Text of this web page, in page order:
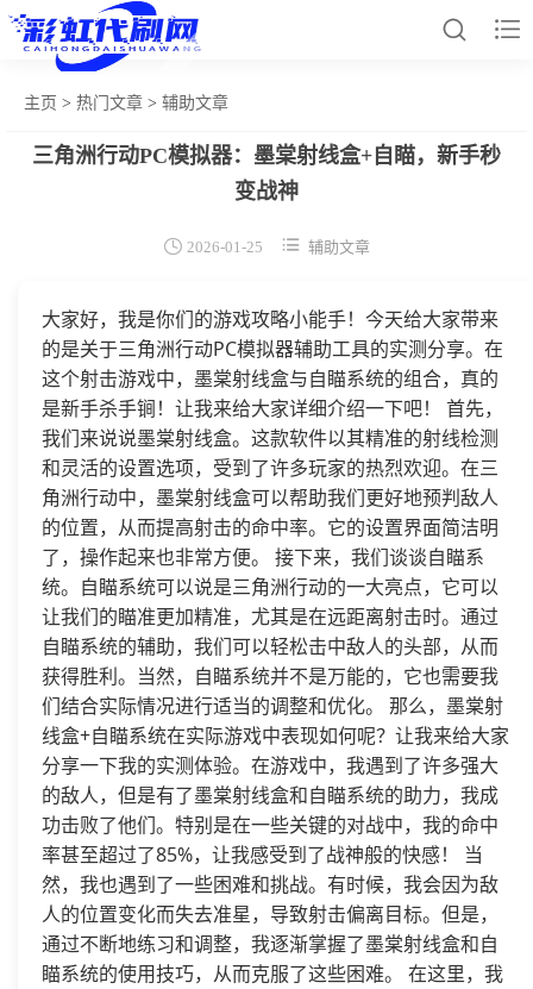


网站首页
三角容器
辅助卡盟
热门文章
关于我们
主页 > 热门文章 > 辅助文章
三角洲行动PC模拟器：墨棠射线盒+自瞄，新手秒
变战神
 2026-01-25  辅助文章
大家好，我是你们的游戏攻略小能手！今天给大家带来
的是关于三角洲行动PC模拟器辅助工具的实测分享。在
这个射击游戏中，墨棠射线盒与自瞄系统的组合，真的
是新手杀手锏！让我来给大家详细介绍一下吧！ 首先，
我们来说说墨棠射线盒。这款软件以其精准的射线检测
和灵活的设置选项，受到了许多玩家的热烈欢迎。在三
角洲行动中，墨棠射线盒可以帮助我们更好地预判敌人
的位置，从而提高射击的命中率。它的设置界面简洁明
了，操作起来也非常方便。 接下来，我们谈谈自瞄系
统。自瞄系统可以说是三角洲行动的一大亮点，它可以
让我们的瞄准更加精准，尤其是在远距离射击时。通过
自瞄系统的辅助，我们可以轻松击中敌人的头部，从而
获得胜利。当然，自瞄系统并不是万能的，它也需要我
们结合实际情况进行适当的调整和优化。 那么，墨棠射
线盒+自瞄系统在实际游戏中表现如何呢？让我来给大家
分享一下我的实测体验。在游戏中，我遇到了许多强大
的敌人，但是有了墨棠射线盒和自瞄系统的助力，我成
功击败了他们。特别是在一些关键的对战中，我的命中
率甚至超过了85%，让我感受到了战神般的快感！ 当
然，我也遇到了一些困难和挑战。有时候，我会因为敌
人的位置变化而失去准星，导致射击偏离目标。但是，
通过不断地练习和调整，我逐渐掌握了墨棠射线盒和自
瞄系统的使用技巧，从而克服了这些困难。 在这里，我